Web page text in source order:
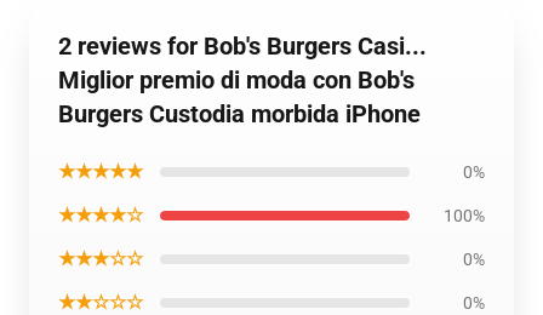
2 reviews for Bob's Burgers Casi...
Miglior premio di moda con Bob's
Burgers Custodia morbida iPhone
★★★★★ 0%
★★★★☆ 100%
★★★☆☆ 0%
★★☆☆☆ 0%